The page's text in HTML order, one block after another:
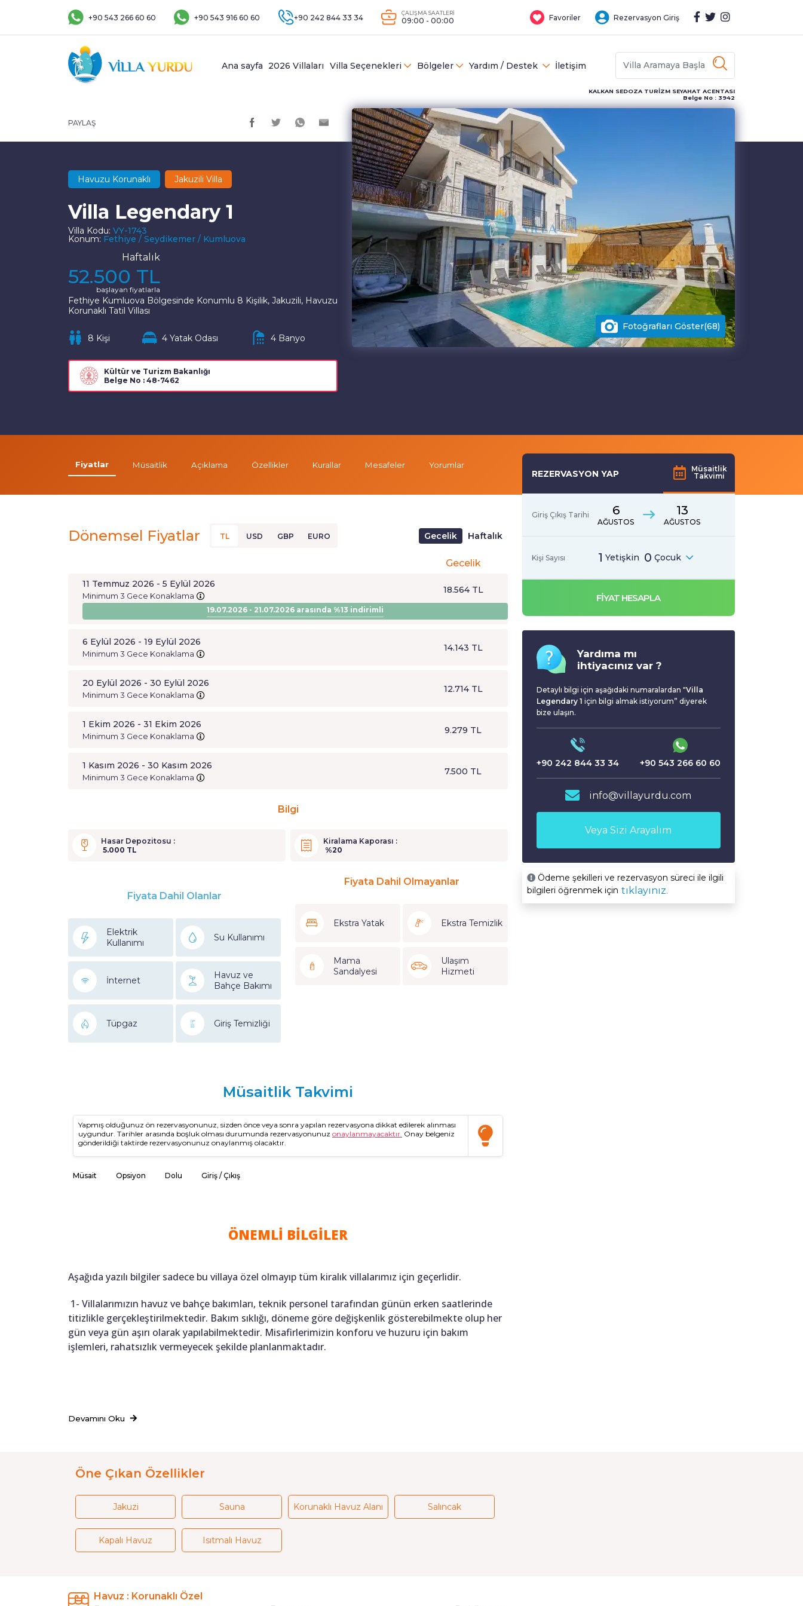
+90 543 266 60 60 +90 543 916 60 60 +90 242 844 33 34 ÇALIŞMA SAATLERİ
09:00 - 00:00 Favoriler Rezervasyon Giriş
Ana sayfa 2026 Villaları Villa Seçenekleri Bölgeler Yardım / Destek İletişim
KALKAN SEDOZA TURİZM SEYAHAT ACENTASI
Belge No : 3942
PAYLAŞ
Havuzu Korunaklı Jakuzili Villa
Villa Legendary 1
Villa Kodu: VY-1743
Konum: Fethiye / Seydikemer / Kumluova
Haftalık
52.500 TL
başlayan fiyatlarla
Fethiye Kumluova Bölgesinde Konumlu 8 Kişilik, Jakuzili, Havuzu
Korunaklı Tatil Villası
8 Kişi 4 Yatak Odası 4 Banyo
Kültür ve Turizm Bakanlığı
Belge No : 48-7462
Fotoğrafları Göster(68)
Fiyatlar Müsaitlik Açıklama Özellikler Kurallar Mesafeler Yorumlar
Dönemsel Fiyatlar TL USD GBP EURO Gecelik Haftalık
Gecelik
11 Temmuz 2026 - 5 Eylül 2026
Minimum 3 Gece Konaklama
18.564 TL
19.07.2026 - 21.07.2026 arasında %13 indirimli
6 Eylül 2026 - 19 Eylül 2026
Minimum 3 Gece Konaklama
14.143 TL
20 Eylül 2026 - 30 Eylül 2026
Minimum 3 Gece Konaklama
12.714 TL
1 Ekim 2026 - 31 Ekim 2026
Minimum 3 Gece Konaklama
9.279 TL
1 Kasım 2026 - 30 Kasım 2026
Minimum 3 Gece Konaklama
7.500 TL
Bilgi
Hasar Depozitosu :
5.000 TL
Kiralama Kaporası :
%20
Fiyata Dahil Olanlar
Elektrik
Kullanımı
Su Kullanımı
İnternet
Havuz ve
Bahçe Bakımı
Tüpgaz Giriş Temizliği
Fiyata Dahil Olmayanlar
Ekstra Yatak Ekstra Temizlik
Mama
Sandalyesi
Ulaşım
Hizmeti
Müsaitlik Takvimi
Yapmış olduğunuz ön rezervasyonunuz, sizden önce veya sonra yapılan rezervasyona dikkat edilerek alınması
uygundur. Tarihler arasında boşluk olması durumunda rezervasyonunuz onaylanmayacaktır. Onay belgeniz
gönderildiği taktirde rezervasyonunuz onaylanmış olacaktır.
Müsait Opsiyon Dolu Giriş / Çıkış
ÖNEMLİ BİLGİLER
Aşağıda yazılı bilgiler sadece bu villaya özel olmayıp tüm kiralık villalarımız için geçerlidir.
1- Villalarımızın havuz ve bahçe bakımları, teknik personel tarafından günün erken saatlerinde
titizlikle gerçekleştirilmektedir. Bakım sıklığı, döneme göre değişkenlik gösterebilmekte olup her
gün veya gün aşırı olarak yapılabilmektedir. Misafirlerimizin konforu ve huzuru için bakım
işlemleri, rahatsızlık vermeyecek şekilde planlanmaktadır.
Devamını Oku
Öne Çıkan Özellikler
Jakuzi Sauna Korunaklı Havuz Alanı Salıncak
Kapalı Havuz Isıtmalı Havuz
Havuz : Korunaklı Özel
REZERVASYON YAP
Müsaitlik
Takvimi
Giriş Çıkış Tarihi 6
AĞUSTOS
13
AĞUSTOS
Kişi Sayısı 1 Yetişkin 0 Çocuk
FİYAT HESAPLA
Yardıma mı
ihtiyacınız var ?
Detaylı bilgi için aşağıdaki numaralardan "Villa
Legendary 1 için bilgi almak istiyorum” diyerek
bize ulaşın.
+90 242 844 33 34 +90 543 266 60 60
info@villayurdu.com
Veya Sizi Arayalım
Ödeme şekilleri ve rezervasyon süreci ile ilgili
bilgileri öğrenmek için tıklayınız.